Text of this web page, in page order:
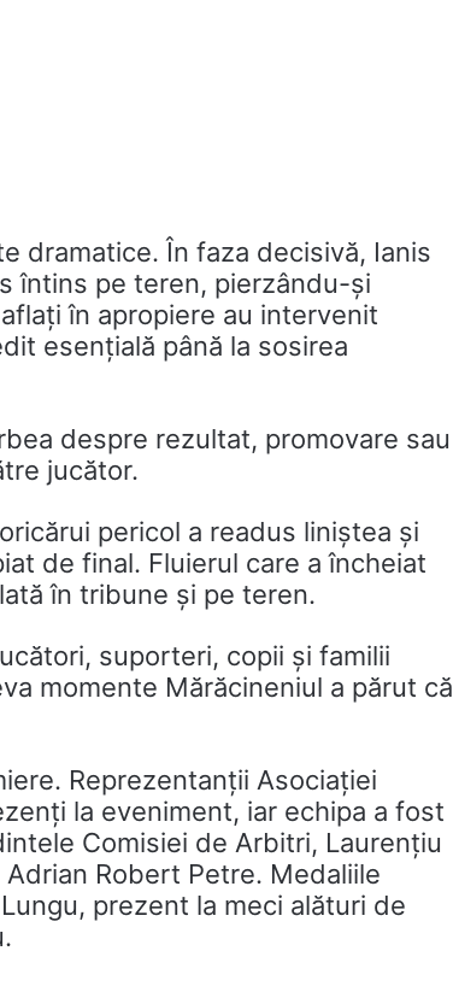
dramatice. În faza decisivă, Ianis
întins pe teren, pierzându-și
în apropiere au intervenit
esențială până la sosirea
despre rezultat, promovare sau
jucător.
pericol a readus liniștea și
de final. Fluierul care a încheiat
în tribune și pe teren.
suporteri, copii și familii
momente Mărăcineniul a părut că
Reprezentanții Asociației
la eveniment, iar echipa a fost
Comisiei de Arbitri, Laurențiu
Robert Petre. Medaliile
prezent la meci alături de